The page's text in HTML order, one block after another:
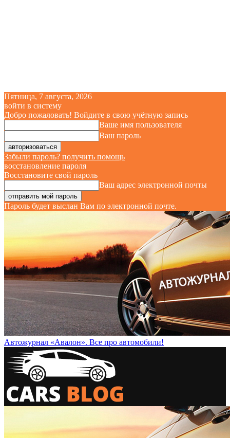
Пятница, 7 августа, 2026
войти в систему
Добро пожаловать! Войдите в свою учётную запись
Ваше имя пользователя
Ваш пароль
Забыли пароль? получить помощь
восстановление пароля
Восстановите свой пароль
Ваш адрес электронной почты
Пароль будет выслан Вам по электронной почте.
Автожурнал «Авалон». Все про автомобили!